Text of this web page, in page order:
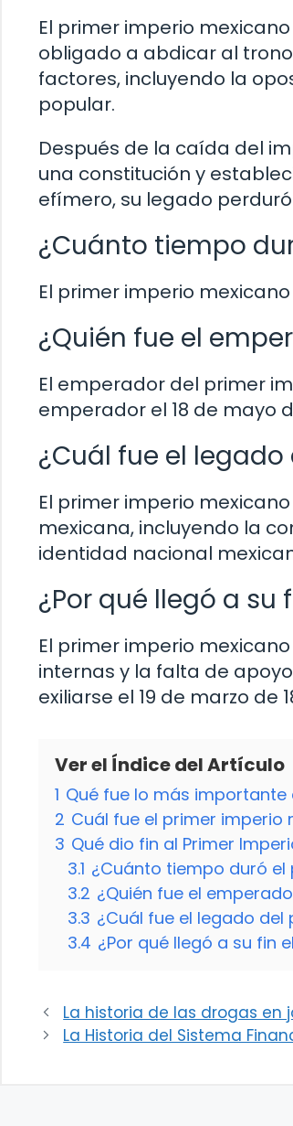
El primer imperio
obligado a abdicar al
factores, incluyendo la
popular.
Después de la caída del
una constitución y
efímero, su legado
¿Cuánto tiempo
El primer imperio
¿Quién fue el
El emperador del primer
emperador el 18 de mayo
¿Cuál fue el
El primer imperio
mexicana, incluyendo la
identidad nacional
¿Por qué llegó a
El primer imperio
internas y la falta de
exiliarse el 19 de marzo de
Ver el Índice del Artículo
1 Qué fue lo más
2 Cuál fue el primer imperio
3 Qué dio fin al Primer
3.1 ¿Cuánto tiempo duró
3.2 ¿Quién fue el
3.3 ¿Cuál fue el legado
3.4 ¿Por qué llegó a su fin
La historia de las drogas en
La Historia del Sistema